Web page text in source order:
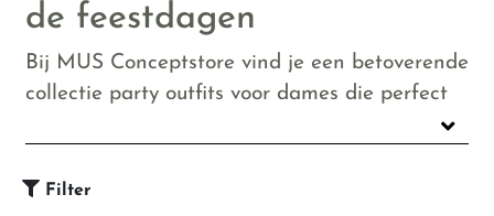
de feestdagen
Bij MUS Conceptstore vind je een betoverende
collectie party outfits voor dames die perfect
scala aan stijlen van trendy tot tijdloos, zodat
Filter